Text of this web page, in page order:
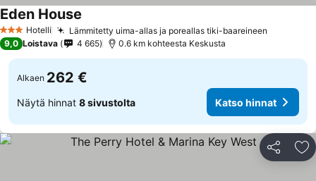
3 Tähtiluokitus
Hotelli Lämmitetty uima-allas ja poreallas tiki-baareineen
Eden House
9,0 Loistava 4 665 0.6 km kohteesta Keskusta
Alkaen 262 €
Näytä hinnat 8 sivustolta Katso hinnat
Jaa